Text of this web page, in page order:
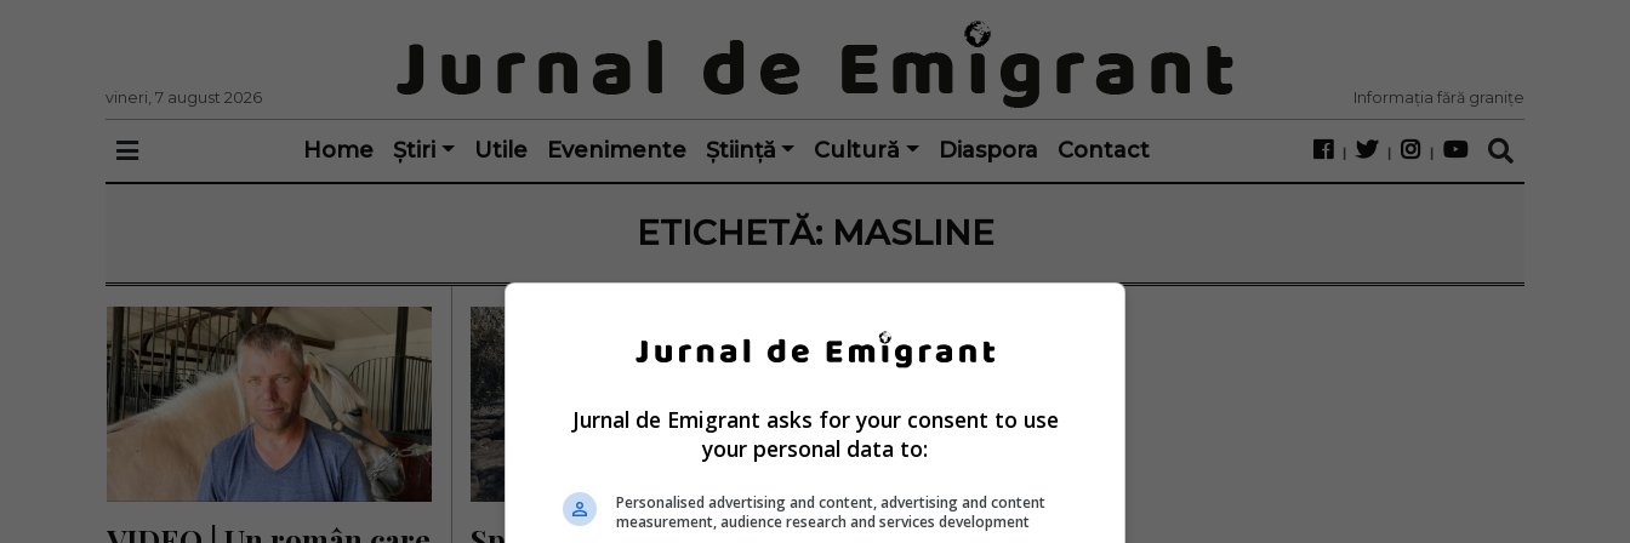
vineri, 7 august 2026 Informația fără granițe
Home Știri Utile Evenimente Știință Cultură Diaspora Contact
ETICHETĂ: MASLINE
Jurnal de Emigrant asks for your consent to use
your personal data to:
Personalised advertising and content, advertising and content
measurement, audience research and services development